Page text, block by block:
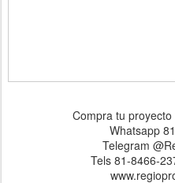
Compra tu
Whatsapp
Telegram
Tels 81-8466-